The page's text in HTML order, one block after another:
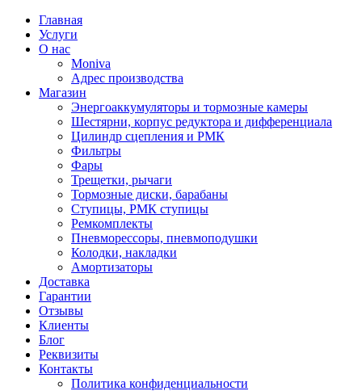
Главная
Услуги
О нас
Moniva
Адрес производства
Магазин
Энергоаккумуляторы и тормозные камеры
Шестярни, корпус редуктора и дифференциала
Цилиндр сцепления и РМК
Фильтры
Фары
Трещетки, рычаги
Тормозные диски, барабаны
Ступицы, РМК ступицы
Ремкомплекты
Пневморессоры, пневмоподушки
Колодки, накладки
Амортизаторы
Доставка
Гарантии
Отзывы
Клиенты
Блог
Реквизиты
Контакты
Политика конфиденциальности